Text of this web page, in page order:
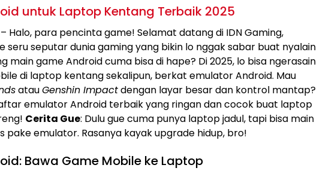
untuk Laptop Kentang Terbaik 2025
– Halo, para pencinta game! Selamat datang di IDN Gaming,
seputar dunia gaming yang bikin lo nggak sabar buat nyalain
main game Android cuma bisa di hape? Di 2025, lo bisa ngerasain
di laptop kentang sekalipun, berkat emulator Android. Mau
atauGenshin Impactdengan layar besar dan kontrol mantap?
emulator Android terbaik yang ringan dan cocok buat laptop
Cerita Gue: Dulu gue cuma punya laptop jadul, tapi bisa main
pake emulator. Rasanya kayak upgrade hidup, bro!
Bawa Game Mobile ke Laptop